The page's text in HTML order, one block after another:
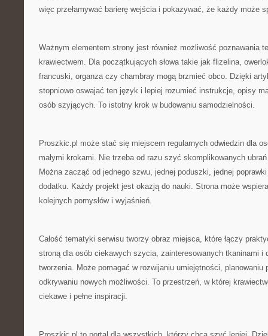
więc przełamywać barierę wejścia i pokazywać, że każdy może
Ważnym elementem strony jest również możliwość poznawania
krawiectwem. Dla początkujących słowa takie jak flizelina,
francuski, organza czy chambray mogą brzmieć obco. Dzięki
stopniowo oswajać ten język i lepiej rozumieć instrukcje, opisy
osób szyjących. To istotny krok w budowaniu samodzielności.
Proszkic.pl może stać się miejscem regularnych odwiedzin dla
małymi krokami. Nie trzeba od razu szyć skomplikowanych
Można zacząć od jednego szwu, jednej poduszki, jednej
dodatku. Każdy projekt jest okazją do nauki. Strona może
kolejnych pomysłów i wyjaśnień.
Całość tematyki serwisu tworzy obraz miejsca, które łączy
stroną dla osób ciekawych szycia, zainteresowanych tkaninami i
tworzenia. Może pomagać w rozwijaniu umiejętności, planowaniu
odkrywaniu nowych możliwości. To przestrzeń, w której
ciekawe i pełne inspiracji.